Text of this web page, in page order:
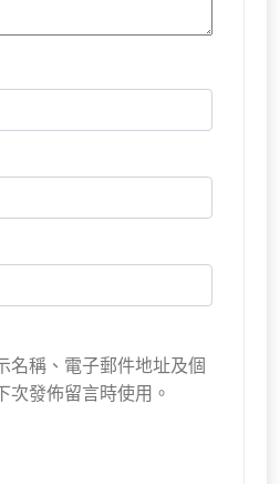
名稱、電子郵件地址及個
次發佈留言時使用。